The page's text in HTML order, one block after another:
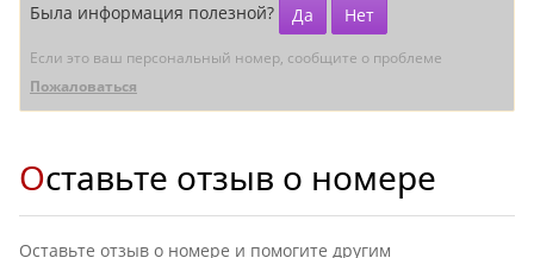
Была информация полезной?
Да Нет
Если это ваш персональный номер, сообщите о проблеме
Пожаловаться
Оставьте отзыв о номере
Оставьте отзыв о номере и помогите другим